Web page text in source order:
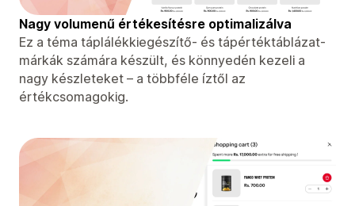
Nagy volumenű értékesítésre optimalizálva
Ez a téma táplálékkiegészítő- és tápértéktáblázat-
márkák számára készült, és könnyedén kezeli a
nagy készleteket – a többféle íztől az
értékcsomagokig.